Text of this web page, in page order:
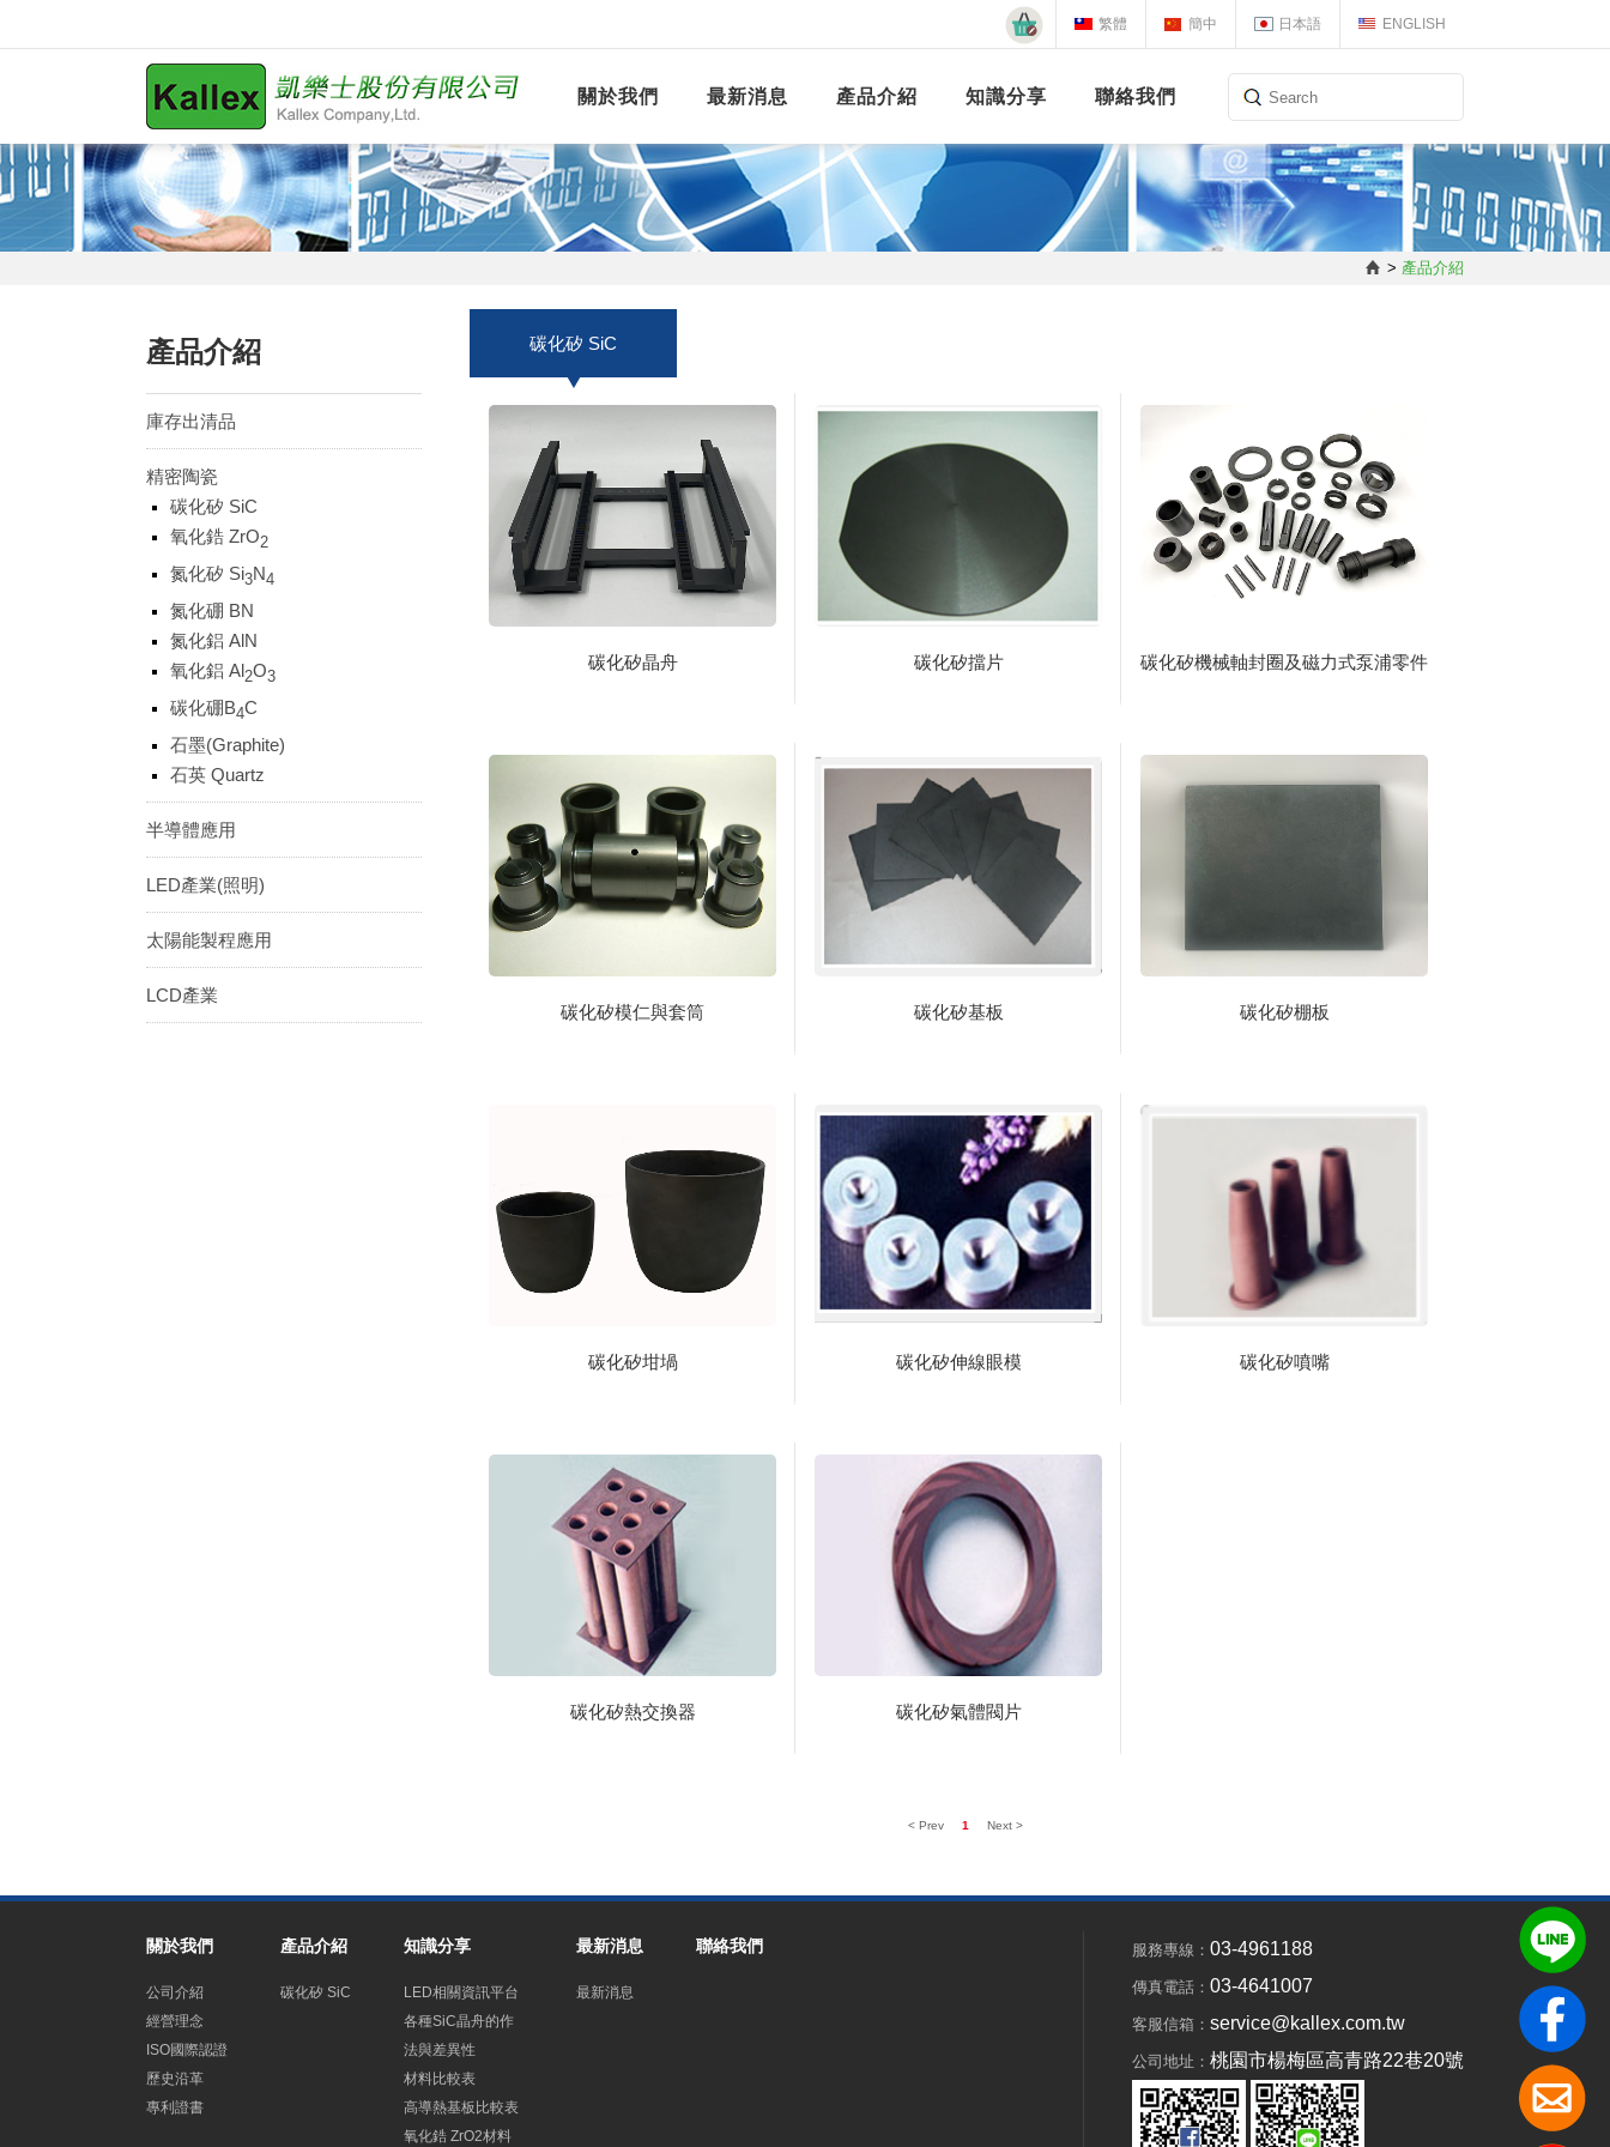
ENGLISH
日本語
簡中
繁體
關於我們 最新消息 產品介紹 知識分享 聯絡我們
> 產品介紹
產品介紹
庫存出清品
精密陶瓷
碳化矽 SiC
氧化鋯 ZrO2
氮化矽 Si3N4
氮化硼 BN
氮化鋁 AlN
氧化鋁 Al2O3
碳化硼B4C
石墨(Graphite)
石英 Quartz
半導體應用
LED產業(照明)
太陽能製程應用
LCD產業
碳化矽 SiC
碳化矽晶舟 碳化矽擋片 碳化矽機械軸封圈及磁力式泵浦零件
碳化矽模仁與套筒 碳化矽基板 碳化矽棚板
碳化矽坩堝 碳化矽伸線眼模 碳化矽噴嘴
碳化矽熱交換器 碳化矽氣體閥片
< Prev 1 Next >
關於我們
公司介紹
經營理念
ISO國際認證
歷史沿革
專利證書
產品介紹
碳化矽 SiC
知識分享
LED相關資訊平台
各種SiC晶舟的作
法與差異性
材料比較表
高導熱基板比較表
氧化鋯 ZrO2材料
最新消息
最新消息
聯絡我們 服務專線： 03-4961188
傳真電話： 03-4641007
客服信箱： service@kallex.com.tw
公司地址： 桃園市楊梅區高青路22巷20號